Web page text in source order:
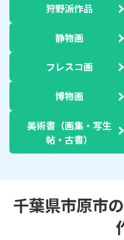
狩野派作品
静物画
フレスコ画
博物画
美術書（画集・写生
帖・古書）
千葉県市原市